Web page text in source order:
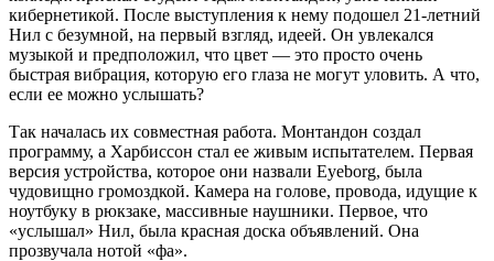
кибернетикой. После выступления к нему подошел 21-летний
Нил с безумной, на первый взгляд, идеей. Он увлекался
музыкой и предположил, что цвет — это просто очень
быстрая вибрация, которую его глаза не могут уловить. А что,
если ее можно услышать?
Так началась их совместная работа. Монтандон создал
программу, а Харбиссон стал ее живым испытателем. Первая
версия устройства, которое они назвали Eyeborg, была
чудовищно громоздкой. Камера на голове, провода, идущие к
ноутбуку в рюкзаке, массивные наушники. Первое, что
«услышал» Нил, была красная доска объявлений. Она
прозвучала нотой «фа».